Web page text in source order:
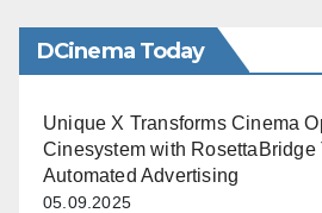
DCinema Today
Unique X Transforms Cinema
Cinesystem with RosettaBridge
Automated Advertising
05.09.2025